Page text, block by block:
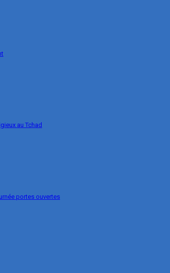
au Tchad
portes ouvertes